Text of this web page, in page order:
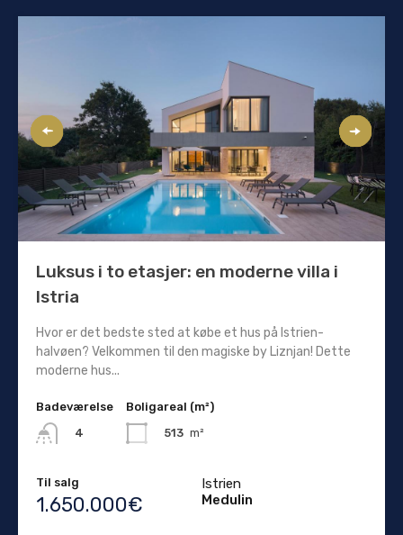
Luksus i to etasjer: en moderne villa i
Istria
Hvor er det bedste sted at købe et hus på Istrien-
halvøen? Velkommen til den magiske by Liznjan! Dette
moderne hus...
Badeværelse
4
Boligareal (m²)
513 m²
Til salg
1.650.000€
Istrien
Medulin